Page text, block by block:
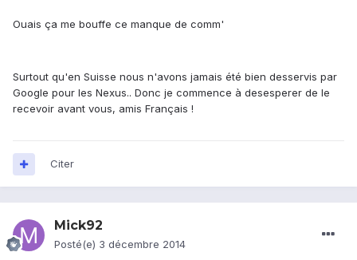
Ouais ça me bouffe ce manque de comm'
Surtout qu'en Suisse nous n'avons jamais été bien desservis par
Google pour les Nexus.. Donc je commence à desesperer de le
recevoir avant vous, amis Français !
Citer
Mick92
Posté(e) 3 décembre 2014